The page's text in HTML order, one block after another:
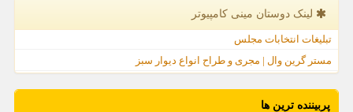
لینک دوستان مینی كامپیوتر
تبلیغات انتخابات مجلس
مستر گرین وال | مجری و طراح انواع دیوار سبز
پربیننده ترین ها